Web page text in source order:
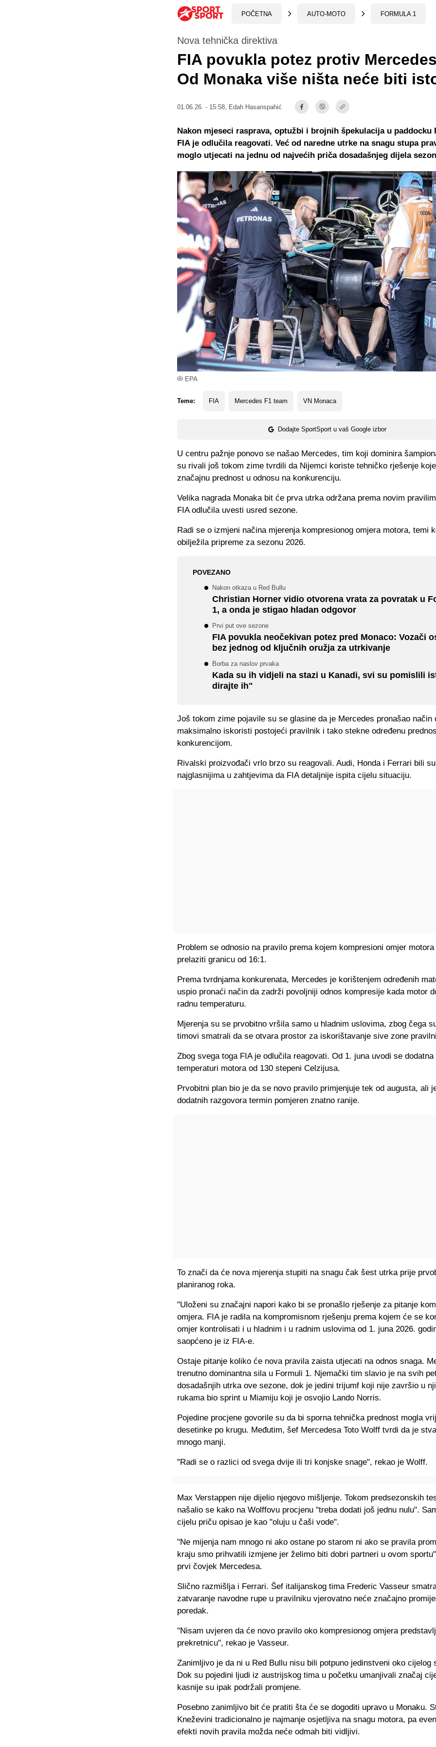
POČETNA AUTO-MOTO FORMULA 1
EPA
Nova tehnička direktiva
FIA povukla potez protiv
Od Monaka više ništa neće biti
01.06.26. - 15:58, Edah Hasanspahić
Teme: FIA Mercedes F1 team VN Monaca
Dodajte SportSport u vaš Google izbor
Nakon mjeseci rasprava, optužbi i brojnih špekulacija u paddocku
FIA je odlučila reagovati. Već od naredne utrke na snagu stupa
moglo utjecati na jednu od najvećih priča dosadašnjeg dijela
U centru pažnje ponovo se našao Mercedes, tim koji dominira
su rivali još tokom zime tvrdili da Nijemci koriste tehničko rješenje
značajnu prednost u odnosu na konkurenciju.
Velika nagrada Monaka bit će prva utrka održana prema novim
FIA odlučila uvesti usred sezone.
Radi se o izmjeni načina mjerenja kompresionog omjera motora, temi
obilježila pripreme za sezonu 2026.
POVEZANO
Nakon otkaza u Red Bullu
Christian Horner vidio otvorena vrata za povratak u
1, a onda je stigao hladan odgovor
Prvi put ove sezone
FIA povukla neočekivan potez pred Monaco: Vozači
bez jednog od ključnih oružja za utrkivanje
Borba za naslov prvaka
Kada su ih vidjeli na stazi u Kanadi, svi su pomislili
dirajte ih"
Još tokom zime pojavile su se glasine da je Mercedes pronašao način
maksimalno iskoristi postojeći pravilnik i tako stekne određenu
konkurencijom.
Rivalski proizvođači vrlo brzo su reagovali. Audi, Honda i Ferrari bili
najglasnijima u zahtjevima da FIA detaljnije ispita cijelu situaciju.
Problem se odnosio na pravilo prema kojem kompresioni omjer
prelaziti granicu od 16:1.
Prema tvrdnjama konkurenata, Mercedes je korištenjem određenih
uspio pronaći način da zadrži povoljniji odnos kompresije kada motor
radnu temperaturu.
Mjerenja su se prvobitno vršila samo u hladnim uslovima, zbog čega
timovi smatrali da se otvara prostor za iskorištavanje sive zone
Zbog svega toga FIA je odlučila reagovati. Od 1. juna uvodi se
temperaturi motora od 130 stepeni Celzijusa.
Prvobitni plan bio je da se novo pravilo primjenjuje tek od augusta, ali
dodatnih razgovora termin pomjeren znatno ranije.
To znači da će nova mjerenja stupiti na snagu čak šest utrka prije
planiranog roka.
"Uloženi su značajni napori kako bi se pronašlo rješenje za pitanje
omjera. FIA je radila na kompromisnom rješenju prema kojem će se
omjer kontrolisati i u hladnim i u radnim uslovima od 1. juna 2026.
saopćeno je iz FIA-e.
Ostaje pitanje koliko će nova pravila zaista utjecati na odnos snaga.
trenutno dominantna sila u Formuli 1. Njemački tim slavio je na svih
dosadašnjih utrka ove sezone, dok je jedini trijumf koji nije završio u
rukama bio sprint u Miamiju koji je osvojio Lando Norris.
Pojedine procjene govorile su da bi sporna tehnička prednost mogla
desetinke po krugu. Međutim, šef Mercedesa Toto Wolff tvrdi da je
mnogo manji.
"Radi se o razlici od svega dvije ili tri konjske snage", rekao je Wolff.
Max Verstappen nije dijelio njegovo mišljenje. Tokom predsezonskih
našalio se kako na Wolffovu procjenu "treba dodati još jednu nulu".
cijelu priču opisao je kao "oluju u čaši vode".
"Ne mijenja nam mnogo ni ako ostane po starom ni ako se pravila
kraju smo prihvatili izmjene jer želimo biti dobri partneri u ovom
prvi čovjek Mercedesa.
Slično razmišlja i Ferrari. Šef italijanskog tima Frederic Vasseur
zatvaranje navodne rupe u pravilniku vjerovatno neće značajno
poredak.
"Nisam uvjeren da će novo pravilo oko kompresionog omjera
prekretnicu", rekao je Vasseur.
Zanimljivo je da ni u Red Bullu nisu bili potpuno jedinstveni oko cijelog
Dok su pojedini ljudi iz austrijskog tima u početku umanjivali značaj
kasnije su ipak podržali promjene.
Posebno zanimljivo bit će pratiti šta će se dogoditi upravo u Monaku.
Kneževini tradicionalno je najmanje osjetljiva na snagu motora, pa
efekti novih pravila možda neće odmah biti vidljivi.